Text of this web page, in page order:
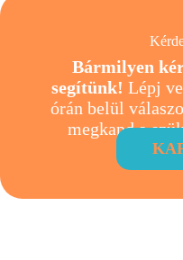
Bármilyen
segítünk! Lépj
órán belül
megkapd a